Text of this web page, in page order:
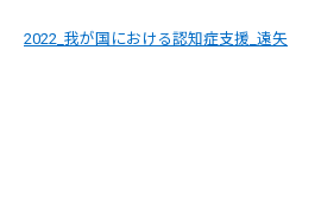
2022_我が国における認知症支援_遠矢